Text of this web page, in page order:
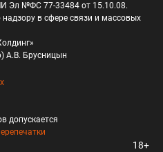
Эл №ФС 77-33484 от 15.10.08.
в сфере связи и массовых
А.В. Брусницын
допускается
18+